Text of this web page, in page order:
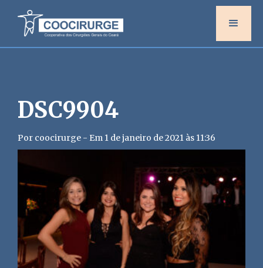
DSC9904
Por coocirurge - Em 1 de janeiro de 2021 às 11:36